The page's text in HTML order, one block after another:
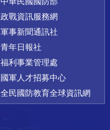
政戰資訊服務網
軍事新聞通訊社
青年日報社
福利事業管理處
國軍人才招募中心
全民國防教育全球資訊網